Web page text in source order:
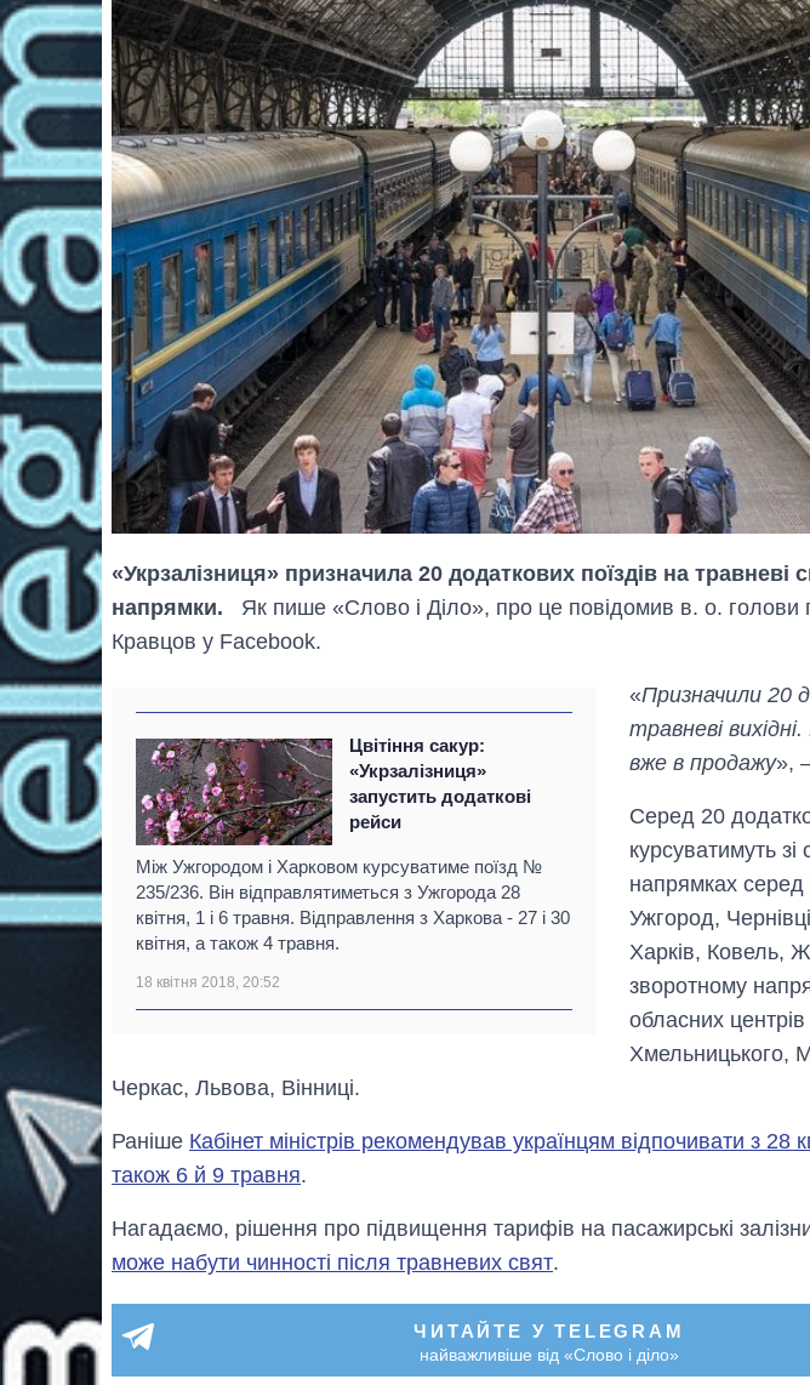
«Укрзалізниця» призначила 20 додаткових поїздів на травневі
напрямки. Як пише «Слово і Діло», про це повідомив в. о. голови
Кравцов у Facebook.
Цвітіння сакур:
«Укрзалізниця»
запустить додаткові
рейси
Між Ужгородом і Харковом курсуватиме поїзд №
235/236. Він відправлятиметься з Ужгорода 28
квітня, 1 і 6 травня. Відправлення з Харкова - 27 і 30
квітня, а також 4 травня.
18 квітня 2018, 20:52
«Призначили 20
травневі
вже в продажу»,
Серед 20
курсуватимуть
напрямках серед
Ужгород,
Харків, Ковель,
зворотному
обласних
Хмельницького,
Черкас, Львова, Вінниці.
Раніше Кабінет міністрів рекомендував українцям відпочивати з 28
також 6 й 9 травня.
Нагадаємо, рішення про підвищення тарифів на пасажирські
може набути чинності після травневих свят.
ЧИТАЙТЕ У TELEGRAM
найважливіше від «Слово і діло»